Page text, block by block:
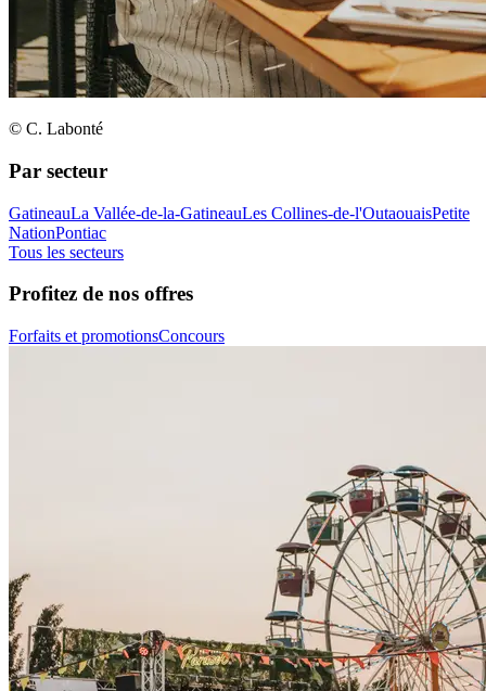
© C. Labonté
Par secteur
GatineauLa Vallée-de-la-GatineauLes Collines-de-l'OutaouaisPetite
NationPontiac
Tous les secteurs
Profitez de nos offres
Forfaits et promotionsConcours